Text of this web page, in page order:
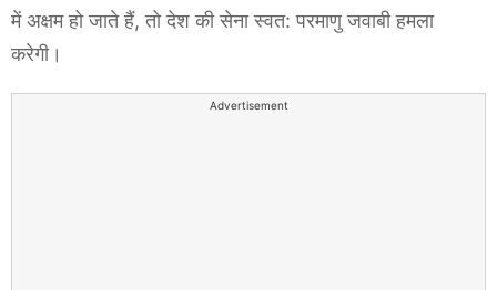
में अक्षम हो जाते हैं, तो देश की सेना स्वत: परमाणु जवाबी हमला
करेगी।
Advertisement